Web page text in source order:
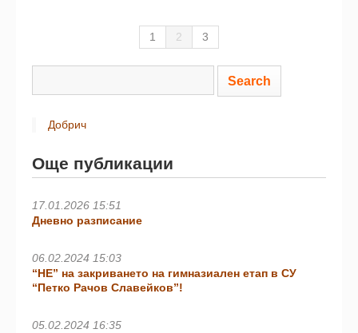
1 2 3
Добрич
Още публикации
17.01.2026 15:51
Дневно разписание
06.02.2024 15:03
“НЕ” на закриването на гимназиален етап в СУ
“Петко Рачов Славейков”!
05.02.2024 16:35